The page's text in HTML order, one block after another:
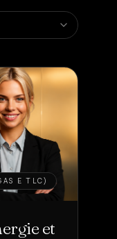
E TLC)
et